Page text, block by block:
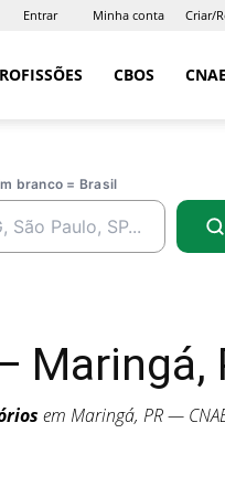
Entrar Minha conta Criar/
CBOS
branco = Brasil
Maringá,
em Maringá, PR —